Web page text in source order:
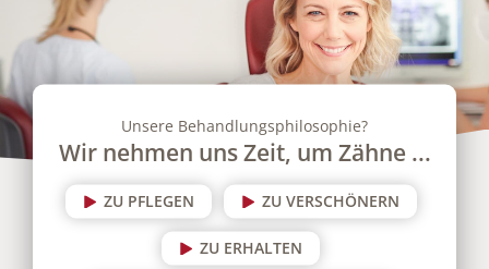
Unsere Behandlungsphilosophie?
Wir nehmen uns Zeit, um Zähne ...
ZU PFLEGEN ZU VERSCHÖNERN
ZU ERHALTEN